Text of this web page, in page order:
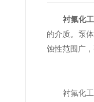
衬氟化
的介质。泵
蚀性范围广
衬氟化工泵